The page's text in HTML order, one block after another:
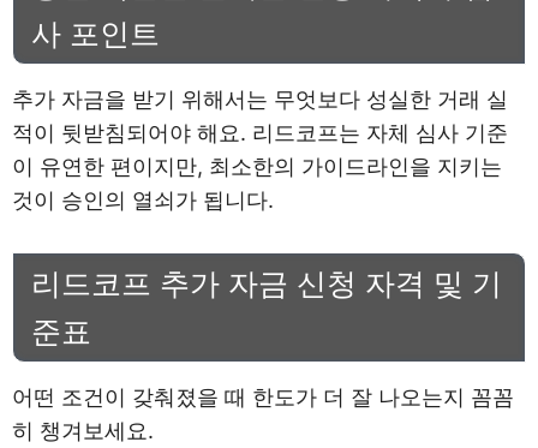
사 포인트
추가 자금을 받기 위해서는 무엇보다 성실한 거래 실
적이 뒷받침되어야 해요. 리드코프는 자체 심사 기준
이 유연한 편이지만, 최소한의 가이드라인을 지키는
것이 승인의 열쇠가 됩니다.
리드코프 추가 자금 신청 자격 및 기
준표
어떤 조건이 갖춰졌을 때 한도가 더 잘 나오는지 꼼꼼
히 챙겨보세요.